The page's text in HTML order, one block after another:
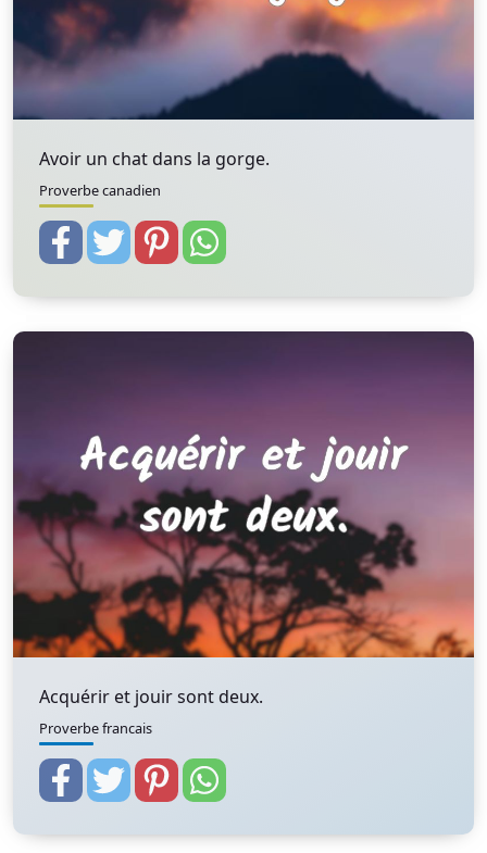
Avoir un chat dans la gorge.
Proverbe canadien
Acquérir et jouir sont deux.
Proverbe francais